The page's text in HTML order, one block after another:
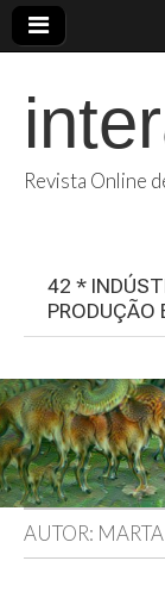
Revista Online
42 *
PRODUÇÃO
AUTOR: